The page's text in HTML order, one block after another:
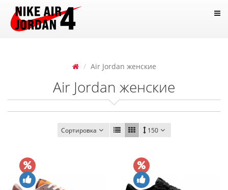
Air Jordan женские
Air Jordan женские
Сортировка 150